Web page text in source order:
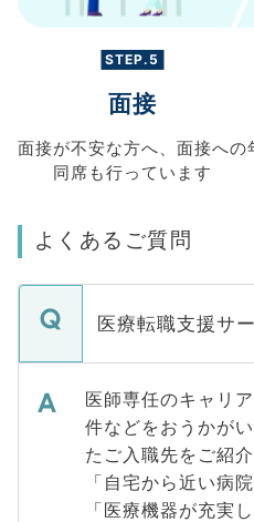
STEP.5
面接
面接が不安な方へ、 面接への
同席も行っています
よくあるご質問
医療転職支援サ
医師専任のキャリ
件などをおうかが
たご入職先をご紹
「自宅から近い病
「医療機器が充実